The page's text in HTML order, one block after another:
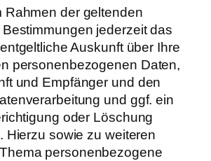
Rahmen der geltenden
jederzeit das
Auskunft über Ihre
personenbezogenen Daten,
und Empfänger und den
und ggf. ein
oder Löschung
Hierzu sowie zu weiteren
personenbezogene